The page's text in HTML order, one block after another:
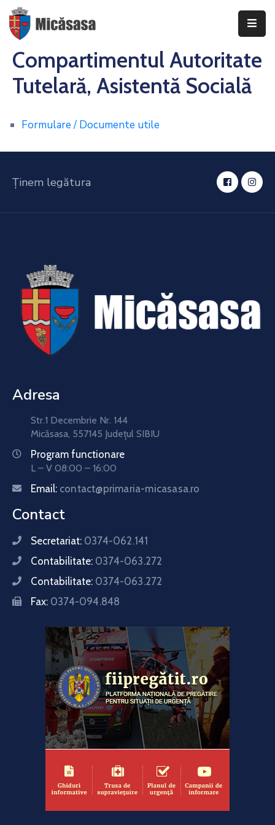
DESPRE
INFORMAȚII
DE
PUBLIC
TRANSPARENȚĂ
LOCAL
Compartimentul Autoritate
Tutelară, Asistentă Socială
Formulare / Documente utile
Ținem legătura
Adresa
Str.1 Decembrie Nr. 144
Micăsasa, 557145 Județul SIBIU
Program functionare
L – V 08:00 – 16:00
Email: contact@primaria-micasasa.ro
Contact
Secretariat: 0374-062.141
Contabilitate: 0374-063.272
Contabilitate: 0374-063.272
Fax: 0374-094.848